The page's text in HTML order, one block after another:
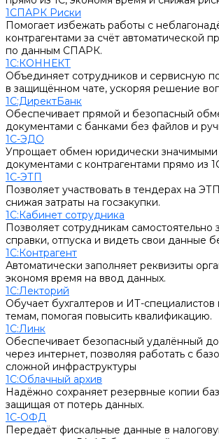
1СПАРК Риски
Помогает избежать работы с
контрагентами за счёт автоматической
по данным СПАРК.
1С:КОННЕКТ
Объединяет сотрудников и сервисную
в защищённом чате, ускоряя решение
1С:ДиректБанк
Обеспечивает прямой и безопасный
документами с банками без файлов и
1С-ЭДО
Упрощает обмен юридически значимыми
документами с контрагентами прямо из
1С-ЭТП
Позволяет участвовать в тендерах на
снижая затраты на госзакупки.
1С:Кабинет сотрудника
Позволяет сотрудникам самостоятельно
справки, отпуска и видеть свои данные
1С:Контрагент
Автоматически заполняет реквизиты
экономя время на ввод данных.
1С:Лекторий
Обучает бухгалтеров и ИТ-специалистов
темам, помогая повысить квалификацию.
1С:Линк
Обеспечивает безопасный удалённый
через интернет, позволяя работать с
сложной инфраструктуры
1С:Облачный архив
Надёжно сохраняет резервные копии
защищая от потерь данных.
1С-ОФД
Передаёт фискальные данные в